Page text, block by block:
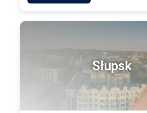
Słupsk